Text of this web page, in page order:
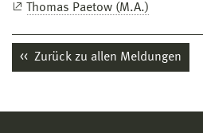
Thomas Paetow (M.A.)
Zurück zu allen Meldungen